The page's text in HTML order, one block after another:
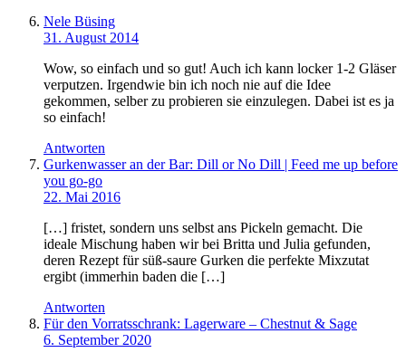
Nele Büsing
31. August 2014
Wow, so einfach und so gut! Auch ich kann locker 1-2 Gläser
verputzen. Irgendwie bin ich noch nie auf die Idee
gekommen, selber zu probieren sie einzulegen. Dabei ist es ja
so einfach!
Antworten
Gurkenwasser an der Bar: Dill or No Dill | Feed me up before
you go-go
22. Mai 2016
[…] fristet, sondern uns selbst ans Pickeln gemacht. Die
ideale Mischung haben wir bei Britta und Julia gefunden,
deren Rezept für süß-saure Gurken die perfekte Mixzutat
ergibt (immerhin baden die […]
Antworten
Für den Vorratsschrank: Lagerware – Chestnut & Sage
6. September 2020